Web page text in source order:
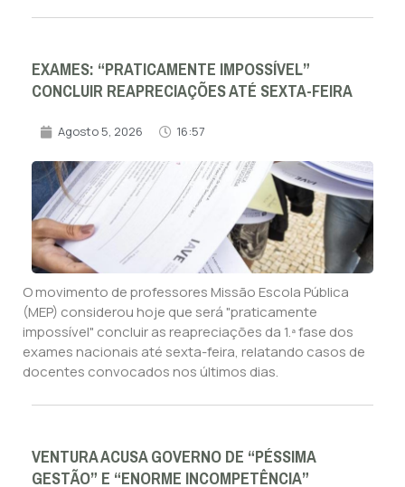
EXAMES: “PRATICAMENTE IMPOSSÍVEL”
CONCLUIR REAPRECIAÇÕES ATÉ SEXTA-FEIRA
Agosto 5, 2026 16:57
O movimento de professores Missão Escola Pública
(MEP) considerou hoje que será "praticamente
impossível" concluir as reapreciações da 1.ª fase dos
exames nacionais até sexta-feira, relatando casos de
docentes convocados nos últimos dias.
VENTURA ACUSA GOVERNO DE “PÉSSIMA
GESTÃO” E “ENORME INCOMPETÊNCIA”